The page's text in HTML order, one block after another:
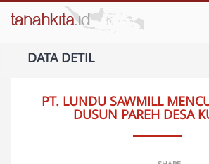
DATA DETIL
PT. LUNDU SAWMILL
DUSUN PAREH DESA